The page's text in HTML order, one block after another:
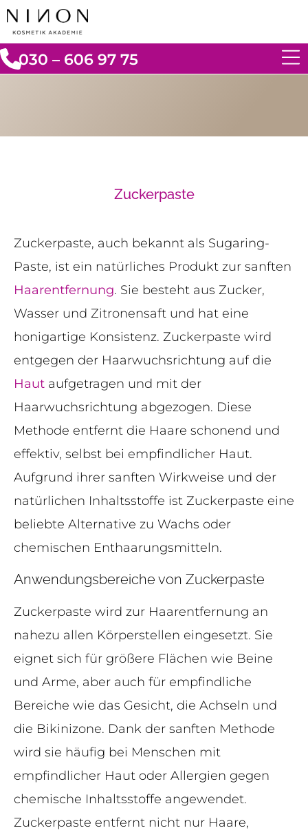
030 – 606 97 75
Zuckerpaste
Zuckerpaste, auch bekannt als Sugaring-
Paste, ist ein natürliches Produkt zur sanften
Haarentfernung. Sie besteht aus Zucker,
Wasser und Zitronensaft und hat eine
honigartige Konsistenz. Zuckerpaste wird
entgegen der Haarwuchsrichtung auf die
Haut aufgetragen und mit der
Haarwuchsrichtung abgezogen. Diese
Methode entfernt die Haare schonend und
effektiv, selbst bei empfindlicher Haut.
Aufgrund ihrer sanften Wirkweise und der
natürlichen Inhaltsstoffe ist Zuckerpaste eine
beliebte Alternative zu Wachs oder
chemischen Enthaarungsmitteln.
Anwendungsbereiche von Zuckerpaste
Zuckerpaste wird zur Haarentfernung an
nahezu allen Körperstellen eingesetzt. Sie
eignet sich für größere Flächen wie Beine
und Arme, aber auch für empfindliche
Bereiche wie das Gesicht, die Achseln und
die Bikinizone. Dank der sanften Methode
wird sie häufig bei Menschen mit
empfindlicher Haut oder Allergien gegen
chemische Inhaltsstoffe angewendet.
Zuckerpaste entfernt nicht nur Haare,